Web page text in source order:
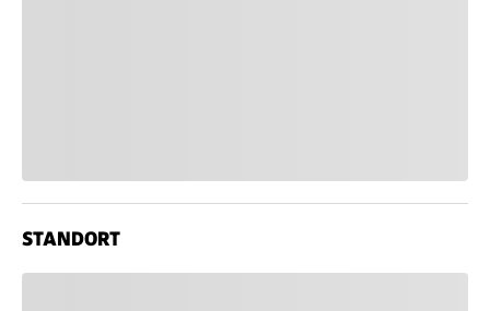
STANDORT